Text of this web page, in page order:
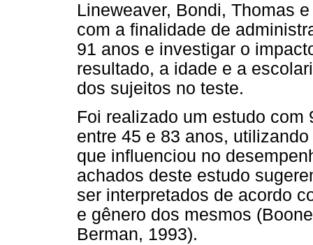
Lineweaver, Bondi, Thomas
com a finalidade de
91 anos e investigar o
resultado, a idade e a
dos sujeitos no teste.
Foi realizado um estudo
entre 45 e 83 anos,
que influenciou no
achados deste estudo
ser interpretados de acordo
e gênero dos mesmos
Berman, 1993).